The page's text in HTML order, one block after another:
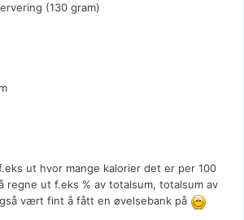
(130 gram)
ut hvor mange kalorier det er per 100
regne ut f.eks % av totalsum, totalsum av
vært fint å fått en øvelsebank på